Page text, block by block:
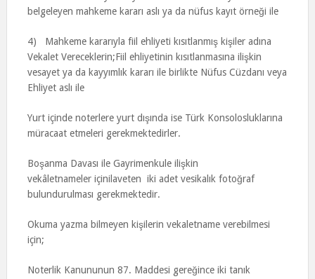
belgeleyen mahkeme kararı aslı ya da nüfus kayıt örneği ile
4) Mahkeme kararıyla fiil ehliyeti kısıtlanmış kişiler adına
Vekalet Vereceklerin;Fiil ehliyetinin kısıtlanmasına ilişkin
vesayet ya da kayyımlık kararı ile birlikte Nüfus Cüzdanı veya
Ehliyet aslı ile
Yurt içinde noterlere yurt dışında ise Türk Konsolosluklarına
müracaat etmeleri gerekmektedirler.
Boşanma Davası ile Gayrimenkule ilişkin
vekâletnameler içinilaveten iki adet vesikalık fotoğraf
bulundurulması gerekmektedir.
Okuma yazma bilmeyen kişilerin vekaletname verebilmesi
için;
Noterlik Kanununun 87. Maddesi gereğince iki tanık